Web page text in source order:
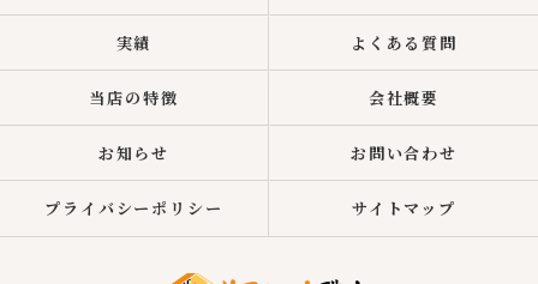
実績 よくある質問
当店の特徴 会社概要
お知らせ お問い合わせ
プライバシーポリシー サイトマップ